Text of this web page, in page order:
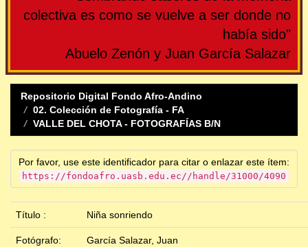
colectiva es como se vuelve a ser donde no
había sido"
Abuelo Zenón y Juan García Salazar
Repositorio Digital Fondo Afro-Andino
02. Colección de Fotografía - FA
VALLE DEL CHOTA - FOTOGRAFÍAS B/N
Por favor, use este identificador para citar o enlazar este ítem:
https://fondoafro.uasb.edu.ec//handle/31000/4090
Título : Niña sonriendo
Fotógrafo:
García Salazar, Juan